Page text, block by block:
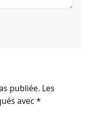
publiée. Les
avec *